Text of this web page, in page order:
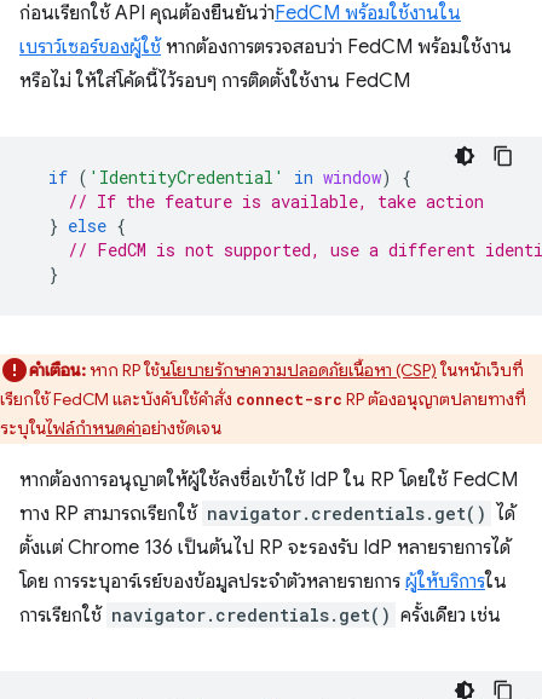
ก่อนเรียกใช้ API คุณต้องยืนยันว่าFedCM พร้อมใช้งานใน
เบราว์เซอร์ของผู้ใช้ หากต้องการตรวจสอบว่า FedCM พร้อมใช้งาน
หรือไม่ ให้ใส่โค้ดนี้ไว้รอบๆ การติดตั้งใช้งาน FedCM
if ( 'IdentityCredential' in window)
{
// If the feature is available, take action
} else {
// FedCM is not supported, use a different
}
คำเตือน:หาก RP ใช้นโยบายรักษาความปลอดภัยเนื้อหา (CSP)ในหน้าเว็บที่
เรียกใช้ FedCM และบังคับใช้คําสั่ง connect-src RP ต้องอนุญาตปลายทางที่
ระบุในไฟล์กำหนดค่าอย่างชัดเจน
หากต้องการอนุญาตให้ผู้ใช้ลงชื่อเข้าใช้ IdP ใน RP โดยใช้ FedCM
ทาง RP สามารถเรียกใช้ navigator.credentials.get() ได้
ตั้งแต่ Chrome 136 เป็นต้นไป RP จะรองรับ IdP หลายรายการได้
โดย การระบุอาร์เรย์ของข้อมูลประจำตัวหลายรายการ ผู้ให้บริการใน
การเรียกใช้ navigator.credentials.get() ครั้งเดียว เช่น